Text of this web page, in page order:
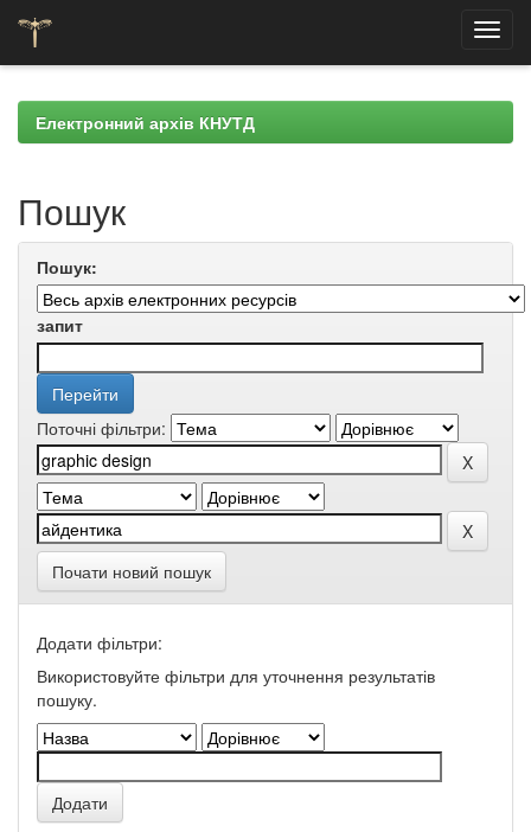
navigationЕлектронний архів КНУТД
Пошук
Пошук:
запит
Поточні фільтри:
Почати новий пошук
Додати фільтри:
Використовуйте фільтри для уточнення результатів
пошуку.